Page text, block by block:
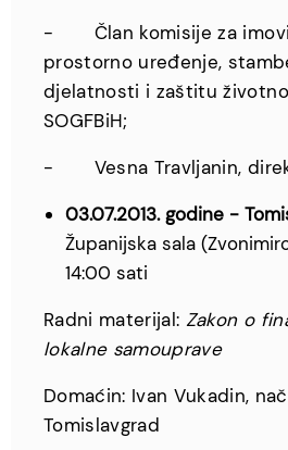
- Član komisije za
prostorno uređenje,
djelatnosti i zaštitu
SOGFBiH;
- Vesna Travljanin,
03.07.2013. godine -
Županijska sala
14:00 sati
Radni materijal: Zakon o
lokalne samouprave
Domaćin: Ivan Vukadin,
Tomislavgrad